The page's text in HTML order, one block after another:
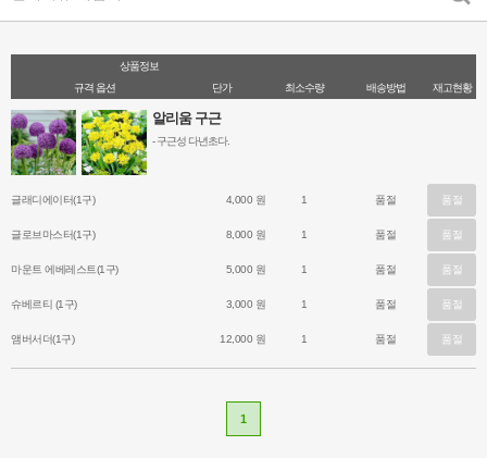
상품정보
규격 옵션
단가 최소수량 배송방법 재고현황
알리움 구근
- 구근성 다년초다.
글래디에이터(1구)
4,000 원 1 품절 품절
글로브마스터(1구) 8,000 원 1 품절 품절
마운트 에베레스트(1구) 5,000 원 1 품절 품절
슈베르티 (1구) 3,000 원 1 품절 품절
앰버서더(1구) 12,000 원 1 품절 품절
1